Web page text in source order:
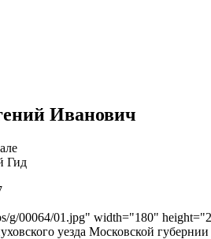
Иванович
Гид
g/00064/01.jpg" width="180"
уезда Московской